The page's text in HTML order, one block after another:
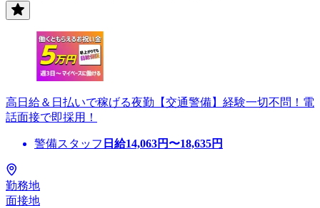
高日給＆日払いで稼げる夜勤【交通警備】経験一切不問！電
話面接で即採用！
警備スタッフ 日給14,063円〜18,635円
勤務地
面接地